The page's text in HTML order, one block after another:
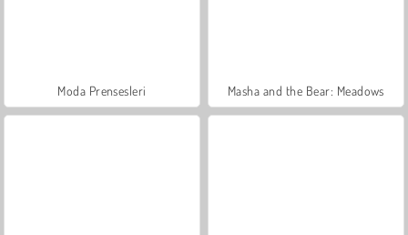
Moda Prensesleri Masha and the Bear: Meadows